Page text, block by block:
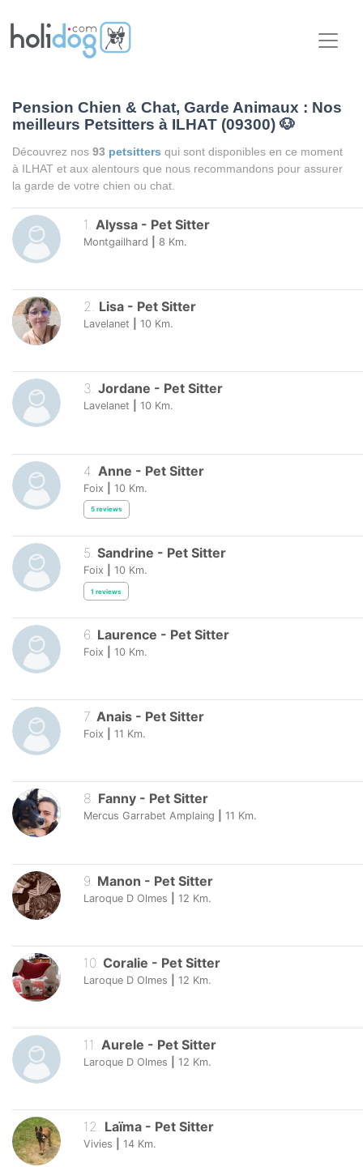
Pension Chien & Chat, Garde Animaux : Nos
meilleurs Petsitters à ILHAT (09300) 🐶
Découvrez nos 93 petsitters qui sont disponibles en ce moment
à ILHAT et aux alentours que nous recommandons pour assurer
la garde de votre chien ou chat.
1. Alyssa - Pet Sitter
Montgailhard 8 Km.
2. Lisa - Pet Sitter
Lavelanet 10 Km.
3. Jordane - Pet Sitter
Lavelanet 10 Km.
4 Anne - Pet Sitter
Foix 10 Km.
5 reviews
5 Sandrine - Pet Sitter
Foix 10 Km.
1 reviews
6. Laurence - Pet Sitter
Foix 10 Km.
7. Anais - Pet Sitter
Foix 11 Km.
8. Fanny - Pet Sitter
Mercus Garrabet Amplaing 11 Km.
9 Manon - Pet Sitter
Laroque D Olmes 12 Km.
10. Coralie - Pet Sitter
Laroque D Olmes 12 Km.
11 Aurele - Pet Sitter
Laroque D Olmes 12 Km.
12. Laïma - Pet Sitter
Vivies 14 Km.